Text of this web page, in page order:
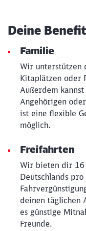
Deine
Familie
Wir unterstützen
Kitaplätzen oder
Außerdem
Angehörigen
ist eine flexible
möglich.
Freifahrten
Wir bieten dir 16
Deutschlands
deinen täglichen
es günstige
Freunde.
Möchten
werden?